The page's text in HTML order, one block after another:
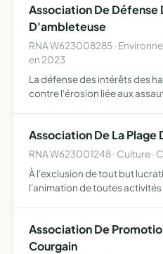
Association De Défense
D'ambleteuse
RNA W623008285 ·
en 2023
La défense des intérêts des
contre l'érosion liée aux
intérêts…
Association De La
RNA W623001248 · Culture ·
À l'exclusion de tout but
l'animation de toutes
Association De
Courgain